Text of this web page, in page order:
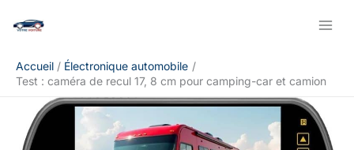
Accueil
Électronique automobile
Test : caméra de recul 17, 8 cm pour camping-car et camion